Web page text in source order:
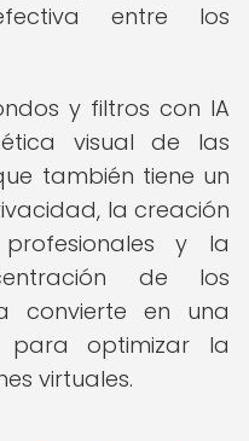
entre los
y filtros con IA
visual de las
también tiene un
la creación
y la
de los
convierte en una
para optimizar la
virtuales.